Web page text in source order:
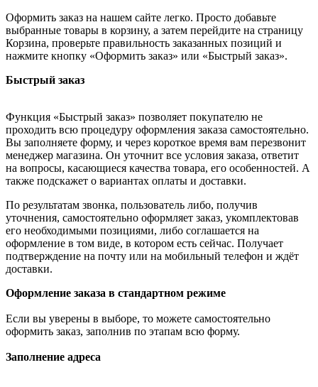
Оформить заказ на нашем сайте легко. Просто добавьте
выбранные товары в корзину, а затем перейдите на страницу
Корзина, проверьте правильность заказанных позиций и
нажмите кнопку «Оформить заказ» или «Быстрый заказ».
Быстрый заказ
Функция «Быстрый заказ» позволяет покупателю не
проходить всю процедуру оформления заказа самостоятельно.
Вы заполняете форму, и через короткое время вам перезвонит
менеджер магазина. Он уточнит все условия заказа, ответит
на вопросы, касающиеся качества товара, его особенностей. А
также подскажет о вариантах оплаты и доставки.
По результатам звонка, пользователь либо, получив
уточнения, самостоятельно оформляет заказ, укомплектовав
его необходимыми позициями, либо соглашается на
оформление в том виде, в котором есть сейчас. Получает
подтверждение на почту или на мобильный телефон и ждёт
доставки.
Оформление заказа в стандартном режиме
Если вы уверены в выборе, то можете самостоятельно
оформить заказ, заполнив по этапам всю форму.
Заполнение адреса